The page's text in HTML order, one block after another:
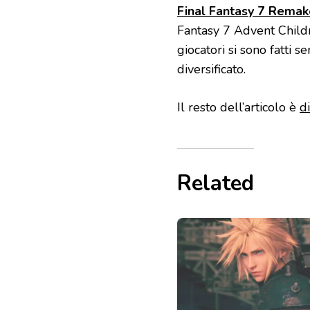
Final Fantasy 7
Fantasy 7 Advent
giocatori si sono fatti
diversificato.
Il resto dell’articolo è
Related